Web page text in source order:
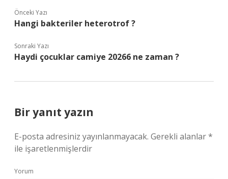
Önceki Yazı
Hangi bakteriler heterotrof ?
Sonraki Yazı
Haydi çocuklar camiye 20266 ne zaman ?
Bir yanıt yazın
E-posta adresiniz yayınlanmayacak. Gerekli alanlar*
ile işaretlenmişlerdir
Yorum